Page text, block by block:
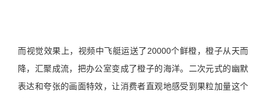
而视觉效果上，视频中飞艇运送了20000个鲜橙，橙子从天而
降，汇聚成流，把办公室变成了橙子的海洋。二次元式的幽默
表达和夸张的画面特效，让消费者直观地感受到果粒加量这个